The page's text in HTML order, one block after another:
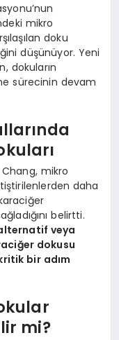
mikro
doku
düşünüyor. Yeni
dokuların
sürecinin devam
mikro
daha
belirtti.
veya
dokusu
bir adım
mi?